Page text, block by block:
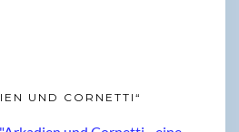
UND CORNETTI“